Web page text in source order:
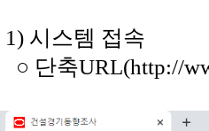
1) 시스템 접속
○ 단축URL(http://